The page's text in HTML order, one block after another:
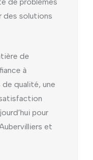
des solutions
de
à
qualité, une
pour
et